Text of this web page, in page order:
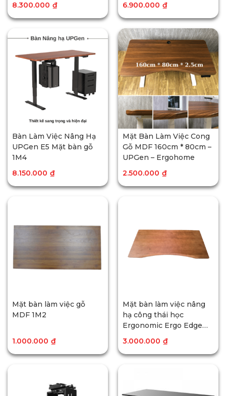
8.300.000 ₫ 6.900.000 ₫
Bàn Làm Việc Nâng Hạ
UPGen E5 Mặt bàn gỗ
1M4
8.150.000 ₫
Mặt Bàn Làm Việc Cong
Gỗ MDF 160cm * 80cm –
UPGen – Ergohome
2.500.000 ₫
Mặt bàn làm việc gỗ
MDF 1M2
1.000.000 ₫
Mặt bàn làm việc nâng
hạ công thái học
Ergonomic Ergo Edge
3.000.000 ₫